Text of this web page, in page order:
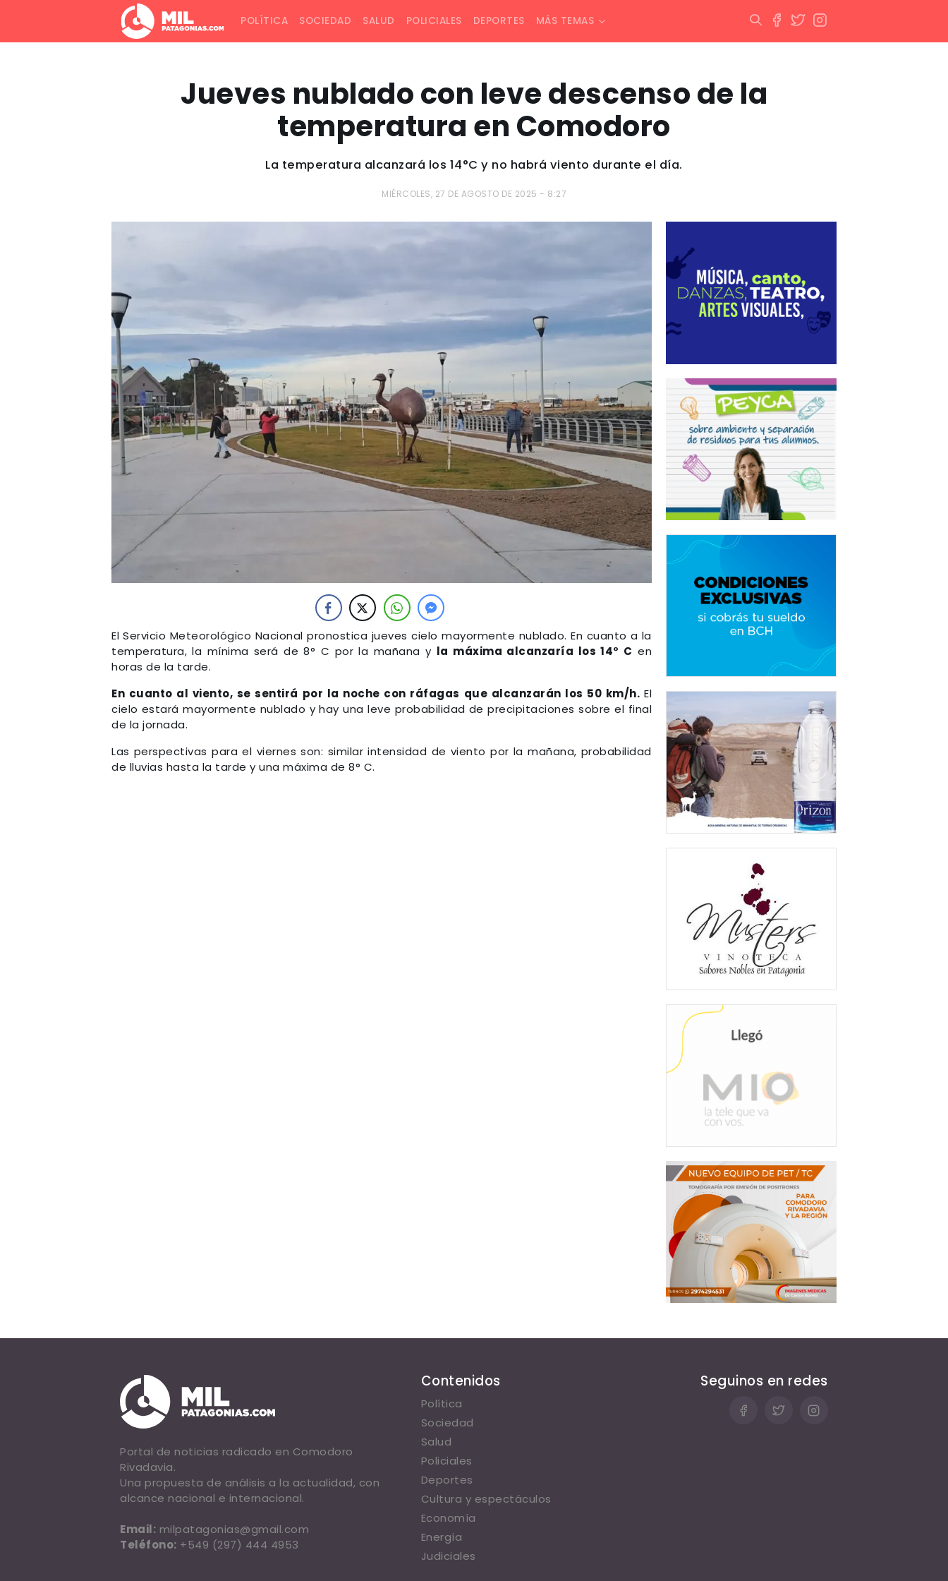
POLÍTICA SOCIEDAD SALUD POLICIALES DEPORTES MÁS TEMAS
Jueves nublado con leve descenso de la
temperatura en Comodoro
La temperatura alcanzará los 14°C y no habrá viento durante el día.
MIÉRCOLES, 27 DE AGOSTO DE 2025 - 8:27
El Servicio Meteorológico Nacional pronostica jueves cielo mayormente nublado. En cuanto a la
temperatura, la mínima será de 8° C por la mañana y la máxima alcanzaría los 14° C en
horas de la tarde.
En cuanto al viento, se sentirá por la noche con ráfagas que alcanzarán los 50 km/h. El
cielo estará mayormente nublado y hay una leve probabilidad de precipitaciones sobre el final
de la jornada.
Las perspectivas para el viernes son: similar intensidad de viento por la mañana, probabilidad
de lluvias hasta la tarde y una máxima de 8° C.
Portal de noticias radicado en Comodoro
Rivadavia.
Una propuesta de análisis a la actualidad, con
alcance nacional e internacional.
Email: milpatagonias@gmail.com
Teléfono: +549 (297) 444 4953
Contenidos
Política
Sociedad
Salud
Policiales
Deportes
Cultura y espectáculos
Economía
Energía
Judiciales
Seguinos en redes